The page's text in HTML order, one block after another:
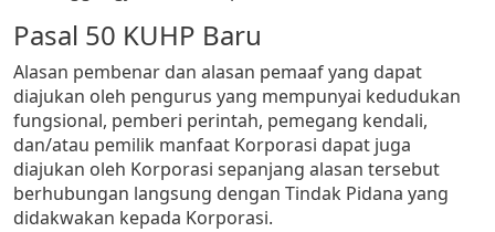
Pasal 50 KUHP Baru
Alasan pembenar dan alasan pemaaf yang dapat
diajukan oleh pengurus yang mempunyai kedudukan
fungsional, pemberi perintah, pemegang kendali,
dan/atau pemilik manfaat Korporasi dapat juga
diajukan oleh Korporasi sepanjang alasan tersebut
berhubungan langsung dengan Tindak Pidana yang
didakwakan kepada Korporasi.